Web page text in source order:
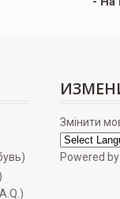
Змінити
Powered